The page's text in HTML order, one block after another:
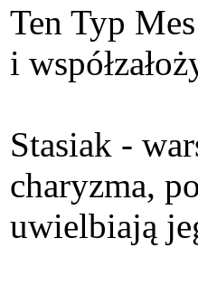
Ten Typ
i
Stasiak -
charyzma,
uwielbiają